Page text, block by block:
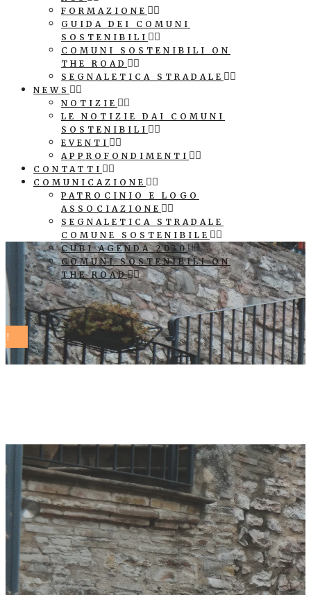
FORMAZIONE
GUIDA DEI COMUNI
SOSTENIBILI
COMUNI SOSTENIBILI ON
THE ROAD
SEGNALETICA STRADALE
NEWS
NOTIZIE
LE NOTIZIE DAI COMUNI
SOSTENIBILI
EVENTI
APPROFONDIMENTI
CONTATTI
COMUNICAZIONE
PATROCINIO E LOGO
ASSOCIAZIONE
SEGNALETICA STRADALE
COMUNE SOSTENIBILE
CUBI AGENDA 2030
COMUNI SOSTENIBILI ON
THE ROAD